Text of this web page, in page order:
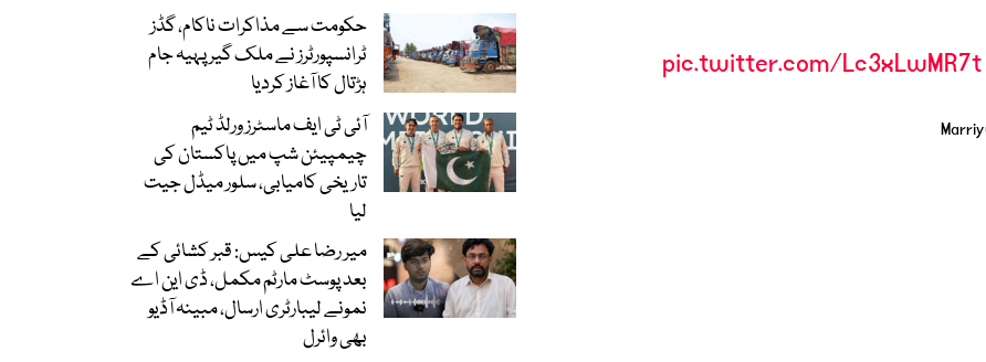
pic.twitter.com/Lc3xLwMR7t
حکومت سے مذاکرات ناکام، گڈز
ٹرانسپورٹرز نے ملک گیر پہیہ جام
ہڑتال کا آغاز کردیا
آئی ٹی ایف ماسٹرز ورلڈ ٹیم
چیمپیئن شپ میں پاکستان کی
تاریخی کامیابی، سلور میڈل جیت
لیا
میر رضا علی کیس: قبر کشائی کے
بعد پوسٹ مارٹم مکمل، ڈی این اے
نمونے لیبارٹری ارسال، مبینہ آڈیو
بھی وائرل